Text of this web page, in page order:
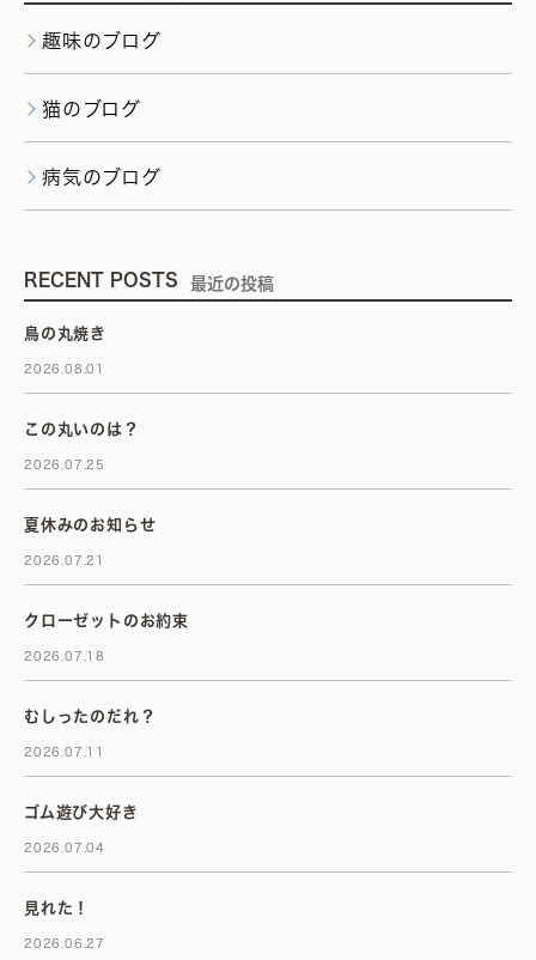
趣味のブログ
猫のブログ
病気のブログ
RECENT POSTS 最近の投稿
鳥の丸焼き
2026.08.01
この丸いのは？
2026.07.25
夏休みのお知らせ
2026.07.21
クローゼットのお約束
2026.07.18
むしったのだれ？
2026.07.11
ゴム遊び大好き
2026.07.04
見れた！
2026.06.27